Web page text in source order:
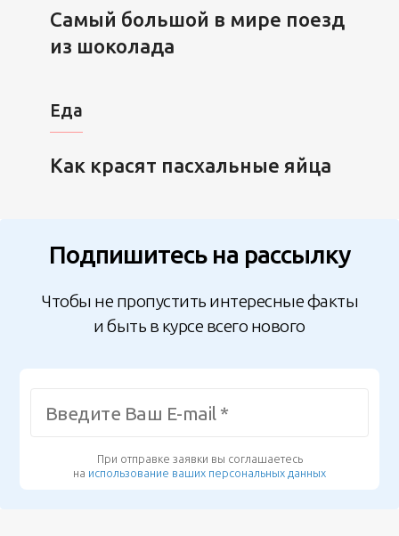
Самый большой в мире поезд
из шоколада
Еда
Как красят пасхальные яйца
Подпишитесь на рассылку
Чтобы не пропустить интересные факты
и быть в курсе всего нового
При отправке заявки вы соглашаетесь
на использование ваших персональных данных